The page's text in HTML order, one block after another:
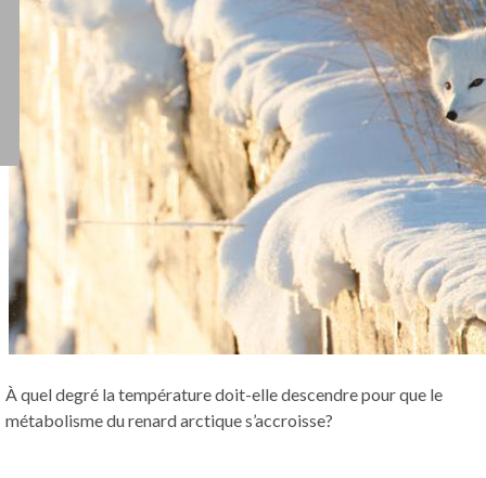
À quel degré la température doit-elle descendre pour que le
métabolisme du renard arctique s’accroisse?